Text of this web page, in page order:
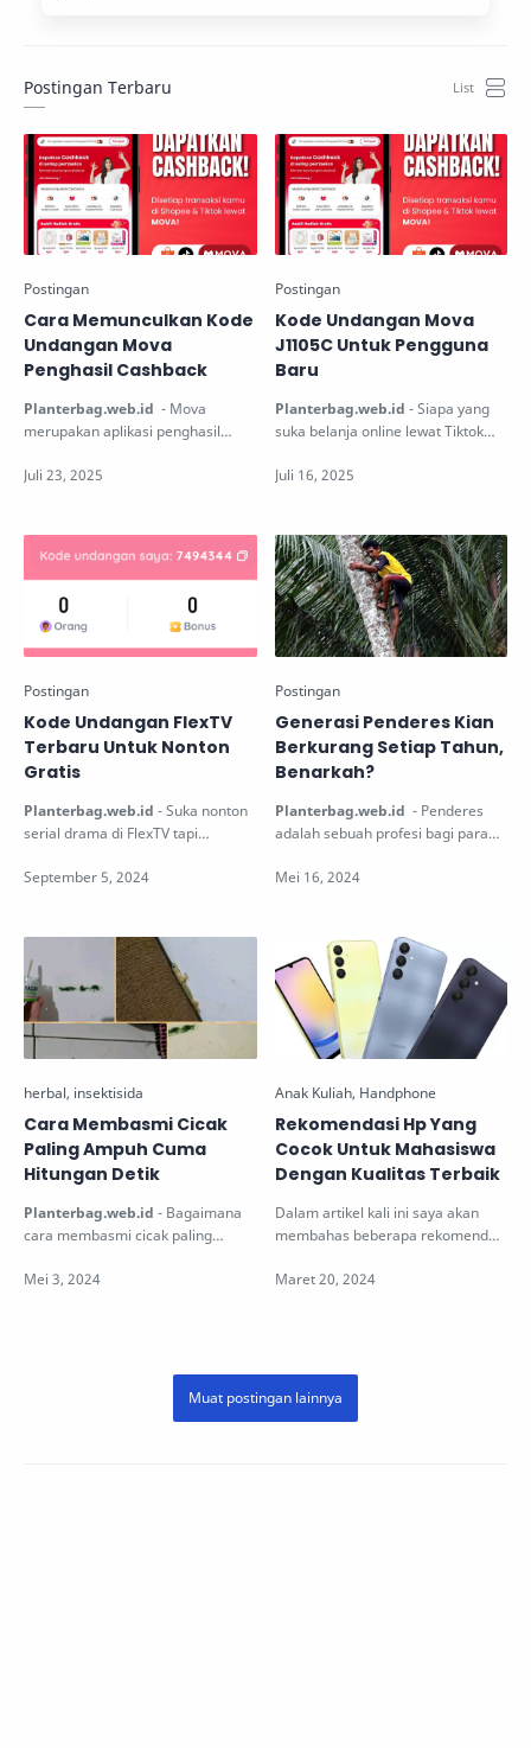
Postingan Terbaru
Cara Memunculkan Kode
Undangan Mova
Penghasil Cashback
Planterbag.web.id - Mova
merupakan aplikasi penghasil
oleh banyak ora…
Kode Undangan Mova
J1105C Untuk Pengguna
Baru
Planterbag.web.id
suka belanja online lewat Tiktok
kam…
Kode Undangan FlexTV
Terbaru Untuk Nonton
Gratis
Planterbag.web.id
serial drama di FlexTV tapi
biaya epi…
Generasi Penderes Kian
Berkurang Setiap Tahun,
Benarkah?
Planterbag.web.id - Penderes
adalah sebuah profesi bagi para
atau pro…
Cara Membasmi Cicak
Paling Ampuh Cuma
Hitungan Detik
Planterbag.web.id
cara membasmi cicak paling
sangat meng…
Rekomendasi Hp Yang
Cocok Untuk Mahasiswa
Dengan Kualitas Terbaik
Dalam artikel kali ini saya akan
membahas beberapa rekomendasi
2…